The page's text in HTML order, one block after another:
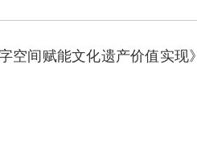
空间赋能文化遗产价值实现》